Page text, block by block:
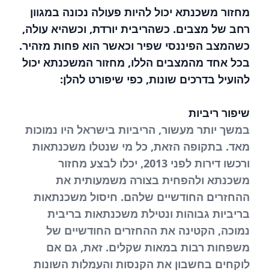
מחזור משכנתא יכול להיות פעולה נכונה במגוון
רחב של מצבים. כשהריבית יורדת, וכשהיא עולה,
כשהמצב הפיננסי שפיר וכאשר הוא פחות מזהיר.
בכל אחד מהמצבים הללו, מחזור המשכנתא יכול
להועיל בדרכים שונות, כפי שיפורט להלן:
שיפור ריביות
במשך יותר מעשור, הריביות בישראל היו נמוכות
מאד. בתקופה הזאת, כל מי שנטלו משכנתאות
ורכשו דירות לפני 2013, יכלו לבצע מחזור
משכנתא ולהפחית בצורה משמעותית את
ההחזרים החודשיים שלהם. חיסול משכנתאות
בריביות גבוהות ונטילת משכנתאות בריבית
נמוכה, הקטינה את ההחזרים החודשיים של
משפחות רבות במאות שקלים. זאת, גם אם
לוקחים בחשבון את הקנסות והעמלות השונות